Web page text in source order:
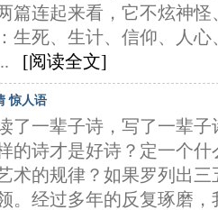
篇连起来看，它不炫神
生死、生计、信仰、人
[阅读全文]
惊人语
了一辈子诗，写了一辈
的诗才是好诗？定一个
术的规律？如果罗列出
。经过多年的反复琢磨